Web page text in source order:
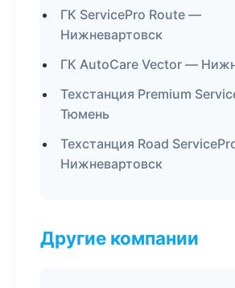
ГК ServicePro Route —
Нижневартовск
ГК AutoCare Vector —
Техстанция Premium
Тюмень
Техстанция Road
Нижневартовск
Другие компании